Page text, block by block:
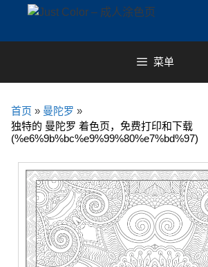
content
菜单
首页 » 曼陀罗 »
独特的 曼陀罗 着色页，免费打印和下载
(%e6%9b%bc%e9%99%80%e7%bd%97)